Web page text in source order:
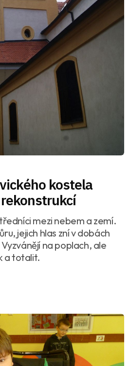
kostela
mezi nebem a zemí.
jejich hlas zní v dobách
na poplach, ale
a totalit.